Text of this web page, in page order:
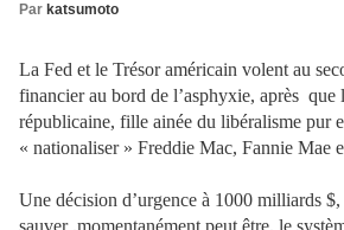
Par katsumoto
La Fed et le Trésor américain volent au
financier au bord de l’asphyxie, après que
républicaine, fille ainée du libéralisme pur
« nationaliser » Freddie Mac, Fannie
Une décision d’urgence à 1000 milliards
sauver ,momentanément peut être, le